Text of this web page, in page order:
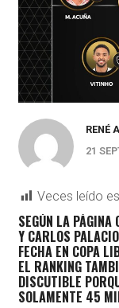
RENÉ
21
Veces leído
SEGÚN LA
Y CARLOS
FECHA EN COPA
EL RANKING
DISCUTIBLE
SOLAMENTE 45